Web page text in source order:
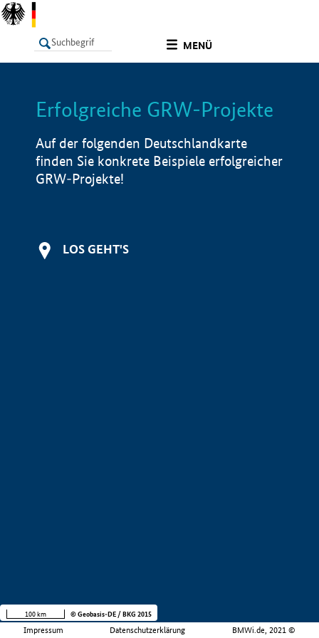
MENÜ
LISTE Info
Erfolgreiche GRW-Projekte
Auf der folgenden Deutschlandkarte
finden Sie konkrete Beispiele erfolgreicher
GRW-Projekte!
LOS GEHT'S
Impressum Datenschutzerklärung BMWi.de, 2021 ©
100 km © Geobasis-DE / BKG 2015